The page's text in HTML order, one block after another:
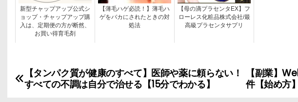
新型チャップアップ公式シ
ョップ・チャップアップ購
入は、定期便の方が断然、
お買い得育毛剤
【薄毛ハゲ必読！】薄毛ハ
ゲをバカにされたときの対
処法
【母の滴プラセンタEX】フ
ローレス化粧品株式会社/最
高級プラセンタサプリ
投
【副業】
件【始め方】
【タンパク質が健康のすべて】医師や薬に頼らない！
すべての不調は自分で治せる【15分でわかる】